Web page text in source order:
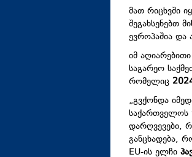
მათ რიცხვში
შეგახსენებთ
ევროპაშია და
იმ
საგარეო
რომელიც
„გვქონდა
საქართველოს
დარღვევები,
განცხადება,
EU-ის ელჩი